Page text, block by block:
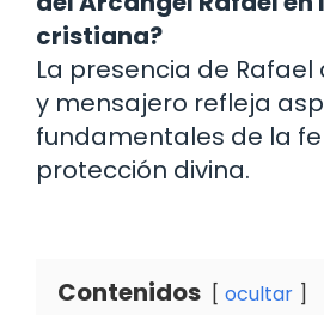
cristiana?
La presencia de
y mensajero refleja
fundamentales de la fe
protección divina.
Contenidos ocultar